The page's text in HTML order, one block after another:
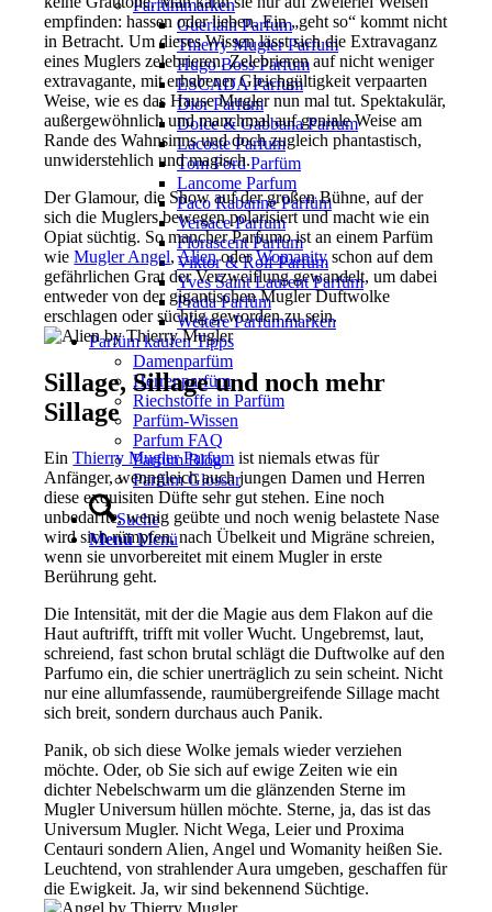
Parfümmarken
Guerlain Parfum
Thierry Mugler Parfum
Hugo Boss Parfum
ESCADA Parfum
Dior Parfum
Dolce & Gabbana Parfum
Lacoste Parfum
Tom Ford Parfüm
Lancome Parfum
Paco Rabanne Parfüm
Versace Parfum
Florascent Parfum
Viktor & Rolf Parfüm
Yves Saint Laurent Parfüm
Prada Parfüm
Weitere Parfümmarken
Parfüm kaufen Tipps
Damenparfüm
Herrenparfüm
Riechstoffe in Parfüm
Parfüm-Wissen
Parfum FAQ
Parfüm Blog
Parfüm Glossar
Suche
Menü Menü
empfinden: hassen oder lieben. Ein „geht so“ kommt nicht
in Betracht. Um dieses Wissen lässt sich die Extravaganz
eines Muglers zelebrieren. Zelebrieren auf nicht weniger
extravagante, mit erhabener Gleichgültigkeit verpaarten
Weise, wie es das Hause Mugler nun mal tut. Spektakulär,
außergewöhnlich und manchmal auf geniale Weise am
Rande des Wahnsinns und doch zugleich phantastisch,
unwiderstehlich und magisch.
Der Glamour, die Show auf der großen Bühne, auf der
sich die Muglers bewegen polarisiert und macht wie ein
Opiat süchtig. So mancher Parfumo ist an einem Parfüm
wieMugler Angel,AlienoderWomanityschon auf dem
gefährlichen Grat der Verzweiflung gewandelt, um dabei
entweder von der gigantischen Mugler Duftwolke
erschlagen oder süchtig geworden zu sein.
Sillage, Sillage und noch mehr
Sillage
EinThierry Mugler Parfum ist niemals etwas für
Anfänger, wenngleich auch jungen Damen und Herren
diese exquisiten Düfte sehr gut stehen. Eine noch
unbedarfte, wenig geübte und noch wenig belastete Nase
wird sich rümpfen, nach Übelkeit und Migräne schreien,
wenn sie unvorbereitet mit einem Mugler in erste
Berührung geht.
Die Intensität, mit der die Magie aus dem Flakon auf die
Haut auftrifft, trifft mit voller Wucht. Ungebremst, laut,
schreiend, fast schon brutal schlägt die Duftwolke auf den
Parfumo ein, die schier unerträglich zu sein scheint. Nicht
nur eine allumfassende, raumübergreifende Sillage macht
sich breit, sondern durchaus auch Panik.
Panik, ob sich diese Wolke jemals wieder verziehen
möchte. Oder, ob Sie sich auf ewige Zeiten wie ein
dichter Nebelschwarm um die glänzenden Sterne im
Mugler Universum hüllen möchte. Sterne, ja, das ist das
Universum Mugler. Nicht Wega, Leier und Proxima
Centauri sondern Alien, Angel und Womanity heißen Sie.
Leuchtend, von strahlender Aura umgeben, geschaffen für
die Ewigkeit. Ja, wir sind bekennend Süchtige.